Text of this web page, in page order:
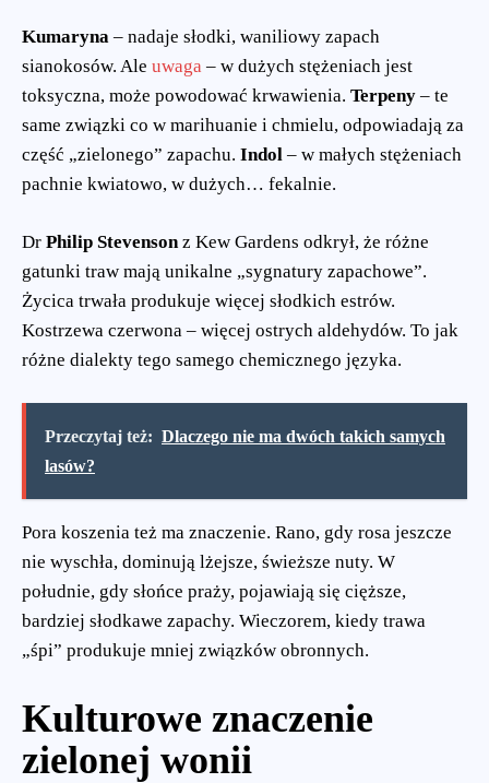
Kumaryna – nadaje słodki, waniliowy zapach
sianokosów. Ale uwaga – w dużych stężeniach jest
toksyczna, może powodować krwawienia. Terpeny – te
same związki co w marihuanie i chmielu, odpowiadają za
część „zielonego” zapachu. Indol – w małych stężeniach
pachnie kwiatowo, w dużych… fekalnie.
Dr Philip Stevenson z Kew Gardens odkrył, że różne
gatunki traw mają unikalne „sygnatury zapachowe”.
Życica trwała produkuje więcej słodkich estrów.
Kostrzewa czerwona – więcej ostrych aldehydów. To jak
różne dialekty tego samego chemicznego języka.
Przeczytaj też: Dlaczego nie ma dwóch takich samych
lasów?
Pora koszenia też ma znaczenie. Rano, gdy rosa jeszcze
nie wyschła, dominują lżejsze, świeższe nuty. W
południe, gdy słońce praży, pojawiają się cięższe,
bardziej słodkawe zapachy. Wieczorem, kiedy trawa
„śpi” produkuje mniej związków obronnych.
Kulturowe znaczenie
zielonej wonii